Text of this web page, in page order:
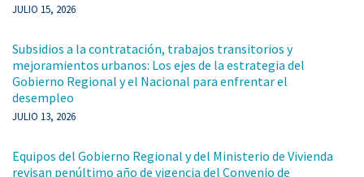
JULIO 15, 2026
Subsidios a la contratación, trabajos transitorios y
mejoramientos urbanos: Los ejes de la estrategia del
Gobierno Regional y el Nacional para enfrentar el
desempleo
JULIO 13, 2026
Equipos del Gobierno Regional y del Ministerio de Vivienda
revisan penúltimo año de vigencia del Convenio de